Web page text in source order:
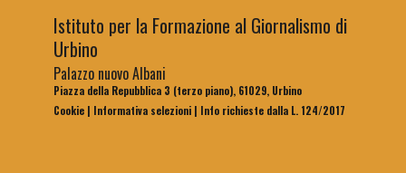
Istituto per la Formazione al Giornalismo di
Urbino
Palazzo nuovo Albani
Piazza della Repubblica 3 (terzo piano), 61029, Urbino
Cookie| Informativa selezioni| Info richieste dalla L. 124/2017